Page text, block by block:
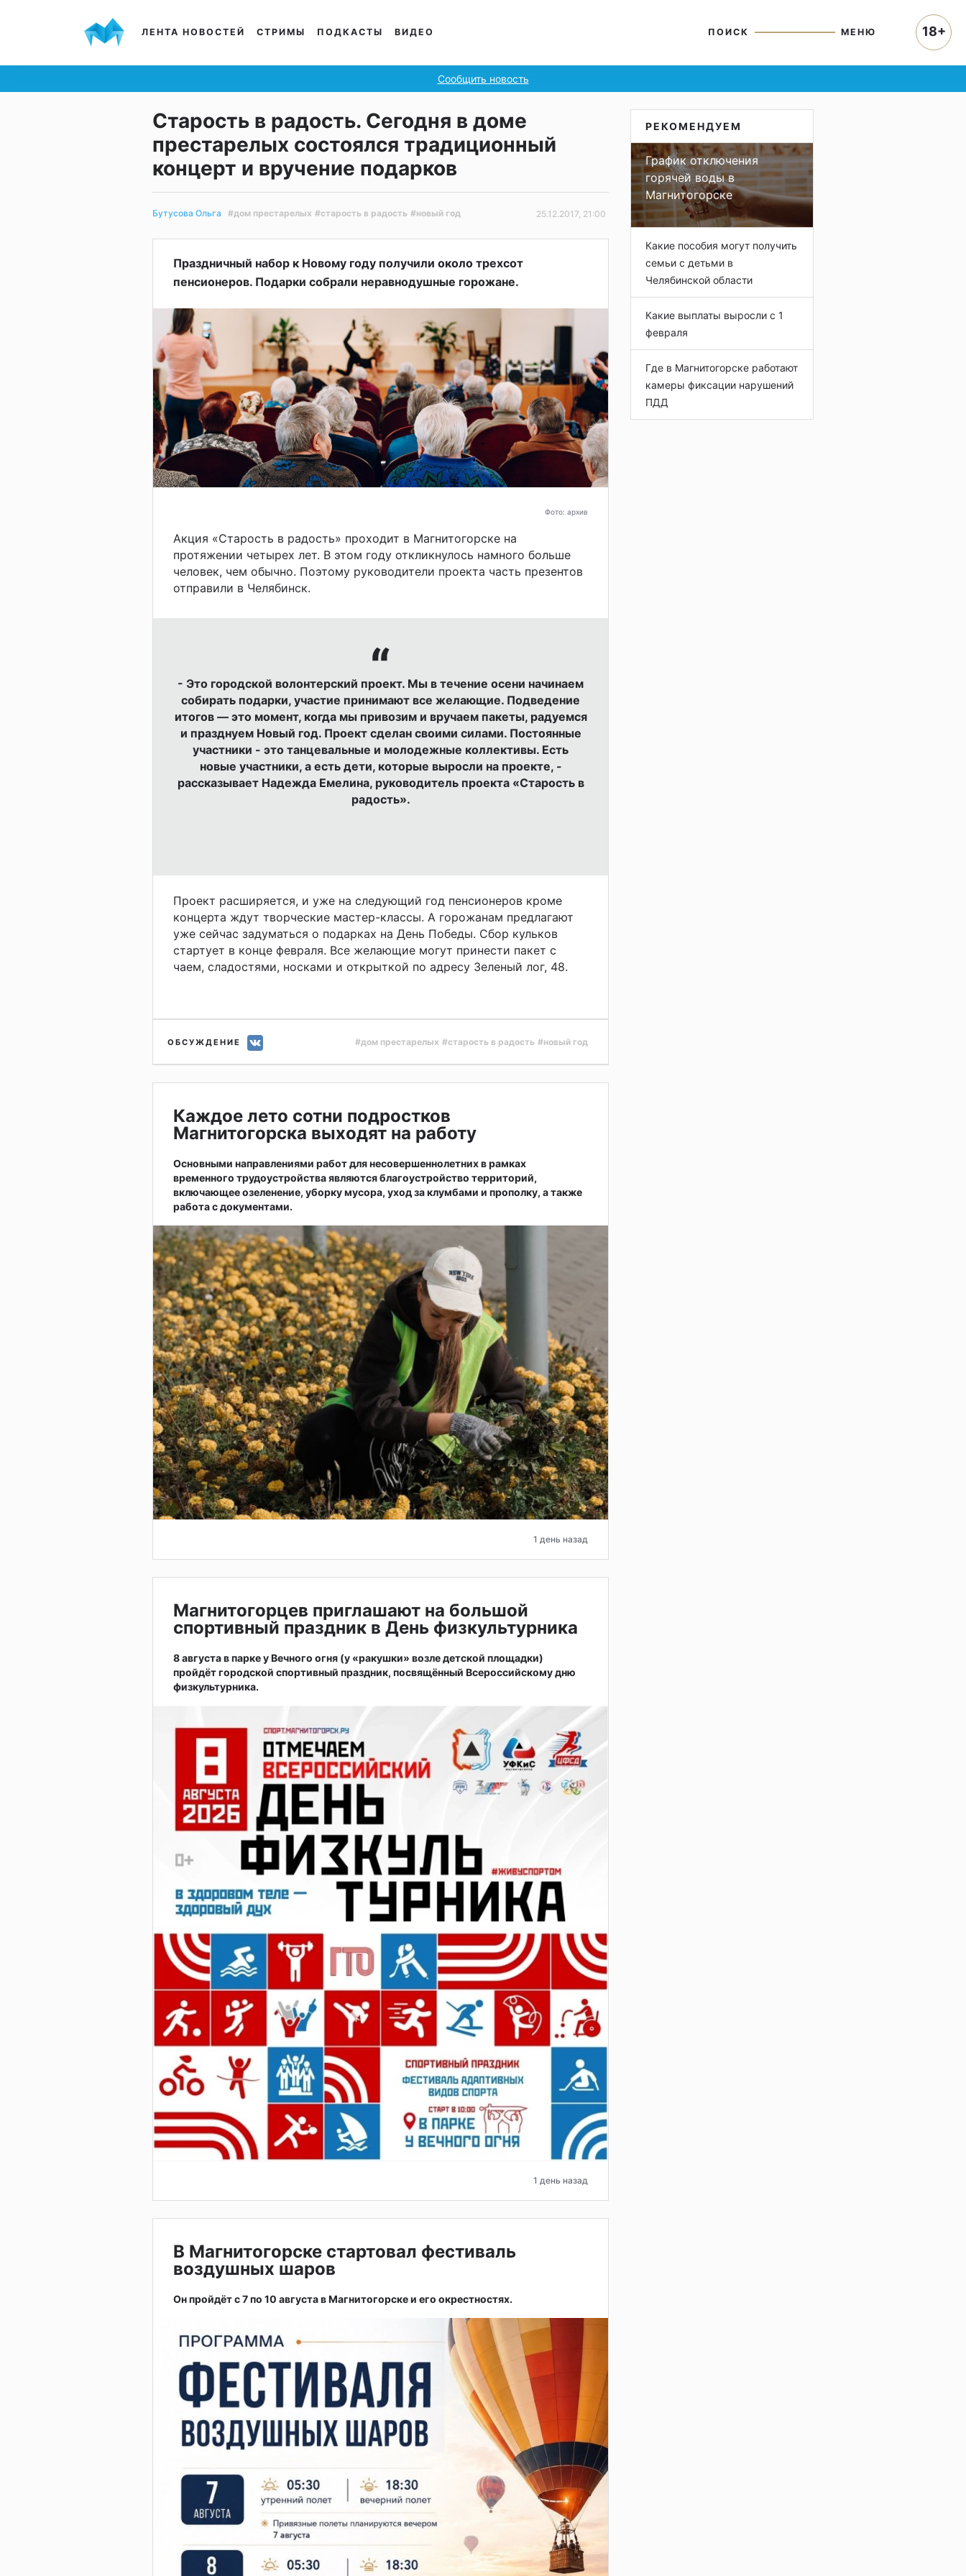
ЛЕНТА НОВОСТЕЙ СТРИМЫ ПОДКАСТЫ ВИДЕО ПОИСК МЕНЮ
Сообщить новость
Старость в радость. Сегодня в доме
престарелых состоялся традиционный
концерт и вручение подарков
Бутусова Ольга #дом престарелых #старость в радость #новый год 25.12.2017, 21:00
Праздничный набор к Новому году получили около трехсот
пенсионеров. Подарки собрали неравнодушные горожане.
Фото: архив
Акция «Старость в радость» проходит в Магнитогорске на
протяжении четырех лет. В этом году откликнулось намного больше
человек, чем обычно. Поэтому руководители проекта часть презентов
отправили в Челябинск.
- Это городской волонтерский проект. Мы в течение осени начинаем
собирать подарки, участие принимают все желающие. Подведение
итогов — это момент, когда мы привозим и вручаем пакеты, радуемся
и празднуем Новый год. Проект сделан своими силами. Постоянные
участники - это танцевальные и молодежные коллективы. Есть
новые участники, а есть дети, которые выросли на проекте, -
рассказывает Надежда Емелина, руководитель проекта «Старость в
радость».
Проект расширяется, и уже на следующий год пенсионеров кроме
концерта ждут творческие мастер-классы. А горожанам предлагают
уже сейчас задуматься о подарках на День Победы. Сбор кульков
стартует в конце февраля. Все желающие могут принести пакет с
чаем, сладостями, носками и открыткой по адресу Зеленый лог, 48.
ОБСУЖДЕНИЕ #дом престарелых #старость в радость #новый год
Каждое лето сотни подростков
Магнитогорска выходят на работу
Основными направлениями работ для несовершеннолетних в рамках
временного трудоустройства являются благоустройство территорий,
включающее озеленение, уборку мусора, уход за клумбами и прополку, а также
работа с документами.
1 день назад
Магнитогорцев приглашают на большой
спортивный праздник в День физкультурника
8 августа в парке у Вечного огня (у «ракушки» возле детской площадки)
пройдёт городской спортивный праздник, посвящённый Всероссийскому дню
физкультурника.
1 день назад
В Магнитогорске стартовал фестиваль
воздушных шаров
Он пройдёт с 7 по 10 августа в Магнитогорске и его окрестностях.
РЕКОМЕНДУЕМ
График отключения
горячей воды в
Магнитогорске
Какие пособия могут получить
семьи с детьми в
Челябинской области
Какие выплаты выросли с 1
февраля
Где в Магнитогорске работают
камеры фиксации нарушений
ПДД
18+